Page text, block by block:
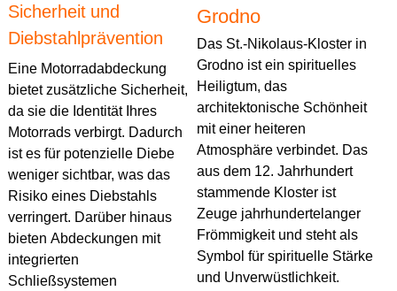
Sicherheit und
Diebstahlprävention
Eine Motorradabdeckung
bietet zusätzliche Sicherheit,
da sie die Identität Ihres
Motorrads verbirgt. Dadurch
ist es für potenzielle Diebe
weniger sichtbar, was das
Risiko eines Diebstahls
verringert. Darüber hinaus
bieten Abdeckungen mit
integrierten
Schließsystemen
Grodno
Das St.-Nikolaus-Kloster in
Grodno ist ein spirituelles
Heiligtum, das
architektonische Schönheit
mit einer heiteren
Atmosphäre verbindet. Das
aus dem 12. Jahrhundert
stammende Kloster ist
Zeuge jahrhundertelanger
Frömmigkeit und steht als
Symbol für spirituelle Stärke
und Unverwüstlichkeit.